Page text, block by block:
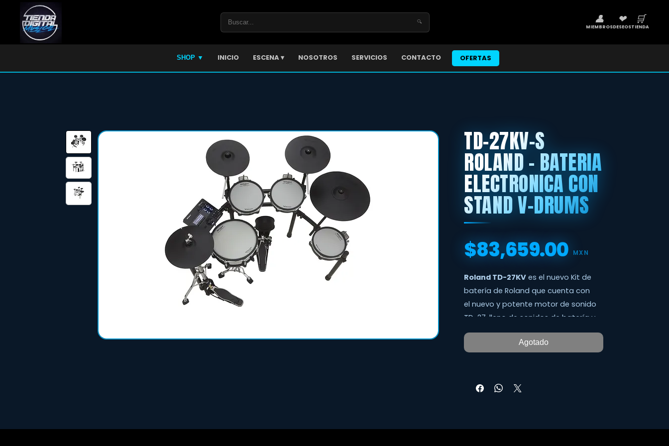
🔍 👤
MIEMBROS
❤
DESEOS
🛒
TIENDA
SHOP ▼ INICIO ESCENA ▾ NOSOTROS SERVICIOS CONTACTO OFERTAS
TD-27KV-S
ROLAND - BATERIA
ELECTRONICA CON
STAND V-DRUMS
$83,659.00 MXN
Roland TD-27KV es el nuevo Kit de
batería de Roland que cuenta con
el nuevo y potente motor de sonido
TD-27, lleno de sonidos de batería y
platos de primera calidad y
totalmente personalizables.
La avanzada tecnología de disparo
Agotado